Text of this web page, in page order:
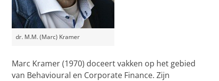
dr. M.M. (Marc) Kramer
Marc Kramer (1970) doceert vakken op het gebied
van Behavioural en Corporate Finance. Zijn